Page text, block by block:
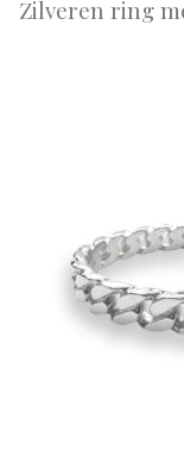
Zilveren ring